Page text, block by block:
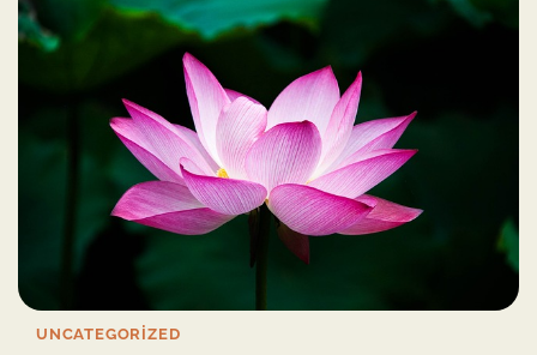
UNCATEGORIZED